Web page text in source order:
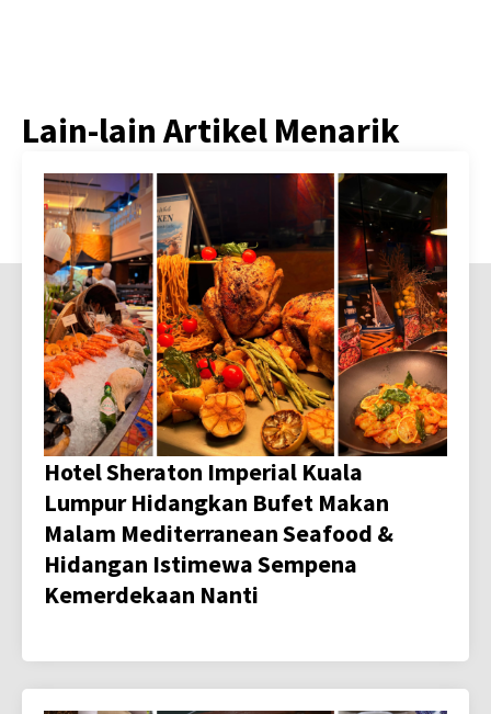
Lain-lain Artikel Menarik
Hotel Sheraton Imperial Kuala
Lumpur Hidangkan Bufet Makan
Malam Mediterranean Seafood &
Hidangan Istimewa Sempena
Kemerdekaan Nanti